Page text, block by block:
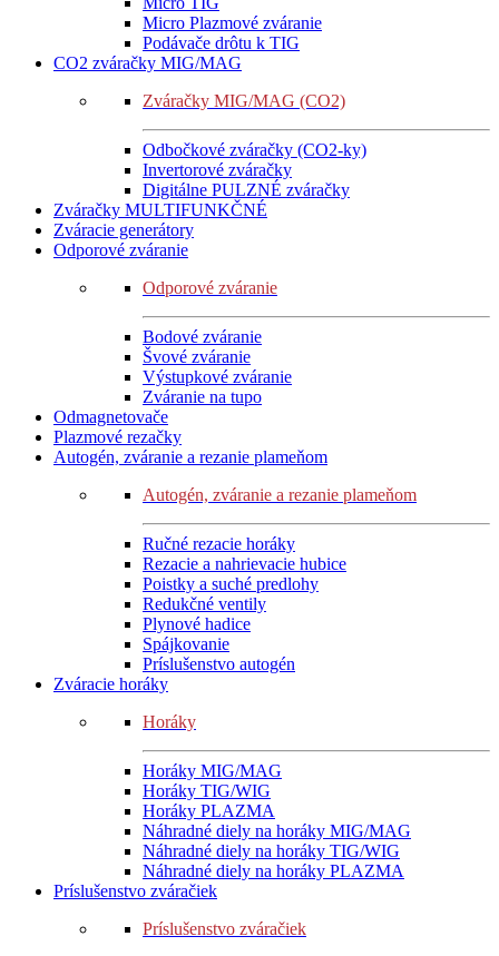
Micro Plazmové zváranie
Podávače drôtu k TIG
CO2 zváračky MIG/MAG
Zváračky MIG/MAG (CO2)
Odbočkové zváračky (CO2-ky)
Invertorové zváračky
Digitálne PULZNÉ zváračky
Zváračky MULTIFUNKČNÉ
Zváracie generátory
Odporové zváranie
Odporové zváranie
Bodové zváranie
Švové zváranie
Výstupkové zváranie
Zváranie na tupo
Odmagnetovače
Plazmové rezačky
Autogén, zváranie a rezanie plameňom
Autogén, zváranie a rezanie plameňom
Ručné rezacie horáky
Rezacie a nahrievacie hubice
Poistky a suché predlohy
Redukčné ventily
Plynové hadice
Spájkovanie
Príslušenstvo autogén
Zváracie horáky
Horáky
Horáky MIG/MAG
Horáky TIG/WIG
Horáky PLAZMA
Náhradné diely na horáky MIG/MAG
Náhradné diely na horáky TIG/WIG
Náhradné diely na horáky PLAZMA
Príslušenstvo zváračiek
Príslušenstvo zváračiek